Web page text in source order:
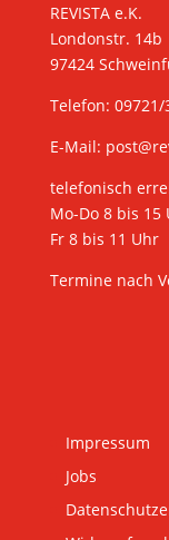
REVISTA e.K.
Londonstr. 14b
97424
Telefon: 09721/
E-Mail:
telefonisch
Mo-Do 8 bis 15
Fr 8 bis 11 Uhr
Termine nach
Impressum
Jobs